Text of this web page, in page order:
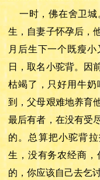
一时，佛在舍卫城
生，自妻子怀孕后，
月后生下一个既瘦
日，取名小驼背。因
枯竭了，只好用牛
到，父母艰难地养育
最后有者，在没有受
的。总算把小驼背拉
生，没有务农经商
的，你应该自己去乞